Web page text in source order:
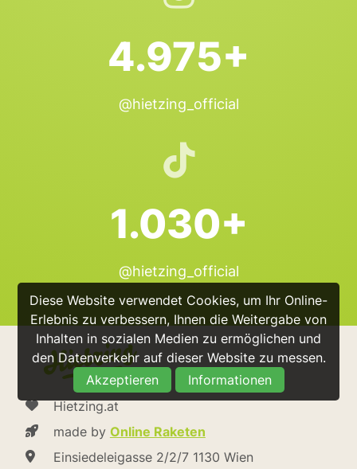
Diese Website verwendet Cookies, um Ihr Online-
Erlebnis zu verbessern, Ihnen die Weitergabe von
Inhalten in sozialen Medien zu ermöglichen und
den Datenverkehr auf dieser Website zu messen.
Akzeptieren
Informationen
4.975+
@hietzing_official
1.030+
@hietzing_official
Hietzing.at
made by Online Raketen
Einsiedeleigasse 2/2/7 1130 Wien